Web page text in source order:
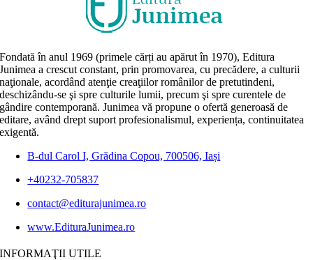
Fondată în anul 1969 (primele cărți au apărut în 1970), Editura
Junimea a crescut constant, prin promovarea, cu precădere, a culturii
naţionale, acordând atenţie creaţiilor românilor de pretutindeni,
deschizându-se şi spre culturile lumii, precum şi spre curentele de
gândire contemporană. Junimea vă propune o ofertă generoasă de
editare, având drept suport profesionalismul, experiența, continuitatea
exigentă.
B-dul Carol I, Grădina Copou, 700506, Iași
+40232-705837
contact@editurajunimea.ro
www.EdituraJunimea.ro
INFORMAŢII UTILE